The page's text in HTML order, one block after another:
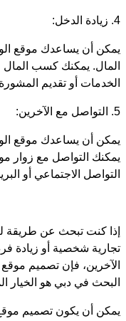
4. زيادة الدخل:
يمكن أن يساعدك موقع
المال. يمكنك كسب المال
الخدمات أو تقديم
5. التواصل مع الآخرين:
يمكن أن يساعدك موقع
يمكنك التواصل مع زوار
التواصل الاجتماعي أو
إذا كنت تبحث عن طريقة
تجارية شخصية أو زيادة
الآخرين، فإن تصميم
البحث في دبي هو الخيار
يمكن أن يكون تصميم